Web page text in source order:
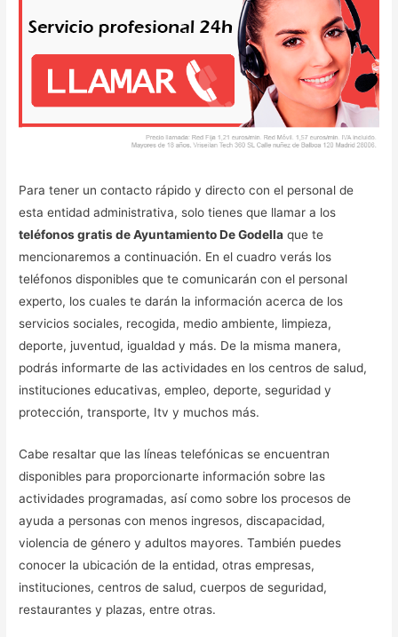
Para tener un contacto rápido y directo con el personal de
esta entidad administrativa, solo tienes que llamar a los
teléfonos gratis de Ayuntamiento De Godella que te
mencionaremos a continuación. En el cuadro verás los
teléfonos disponibles que te comunicarán con el personal
experto, los cuales te darán la información acerca de los
servicios sociales, recogida, medio ambiente, limpieza,
deporte, juventud, igualdad y más. De la misma manera,
podrás informarte de las actividades en los centros de salud,
instituciones educativas, empleo, deporte, seguridad y
protección, transporte, Itv y muchos más.
Cabe resaltar que las líneas telefónicas se encuentran
disponibles para proporcionarte información sobre las
actividades programadas, así como sobre los procesos de
ayuda a personas con menos ingresos, discapacidad,
violencia de género y adultos mayores. También puedes
conocer la ubicación de la entidad, otras empresas,
instituciones, centros de salud, cuerpos de seguridad,
restaurantes y plazas, entre otras.